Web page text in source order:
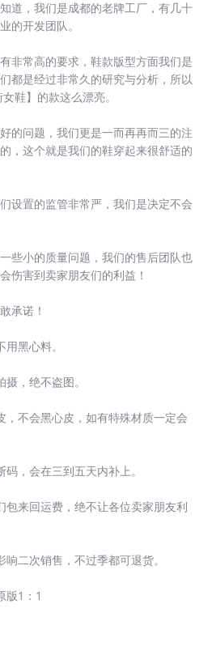
道，我们是成都的老牌工厂，有几十
的开发团队。
非常高的要求，鞋款版型方面我们是
都是经过非常久的研究与分析，所以
鞋】的款这么漂亮。
的问题，我们更是一而再再而三的注
，这个就是我们的鞋穿起来很舒适的
设置的监管非常严，我们是决定不会
些小的质量问题，我们的售后团队也
伤害到卖家朋友们的利益！
承诺！
黑心料。
，绝不盗图。
，不会黑心皮，如有特殊材质一定会
，会在三到五天内补上。
包来回运费，绝不让各位卖家朋友利
二次销售，不过季都可退货。
版1：1